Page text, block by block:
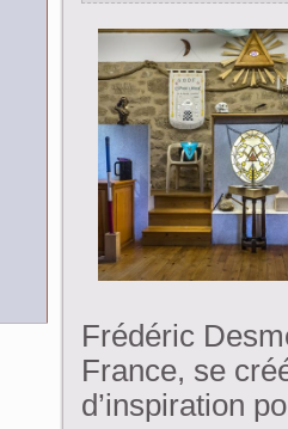
Frédéric
France, se
d’inspiration